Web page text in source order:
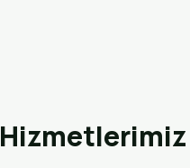
Hizmetlerimiz